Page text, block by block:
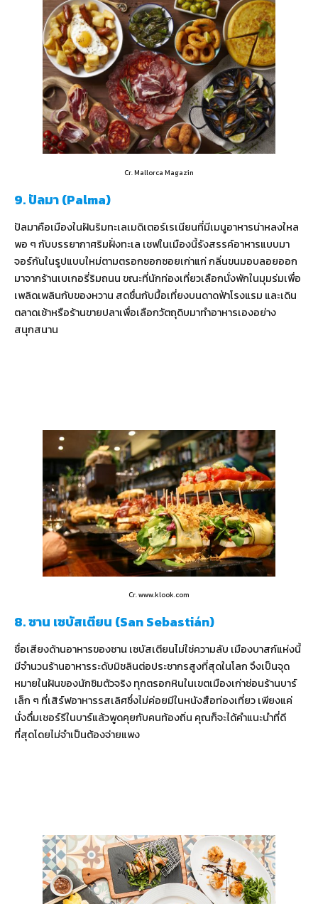
Cr. Mallorca Magazin
9. ปัลมา (Palma)
ปัลมาคือเมืองในฝันริมทะเลเมดิเตอร์เรเนียนที่มีเมนูอาหารน่าหลงใหล
พอ ๆ กับบรรยากาศริมฝั่งทะเล เชฟในเมืองนี้รังสรรค์อาหารแบบมา
จอร์กันในรูปแบบใหม่ตามตรอกซอกซอยเก่าแก่ กลิ่นขนมอบลอยออก
มาจากร้านเบเกอรี่ริมถนน ขณะที่นักท่องเที่ยวเลือกนั่งพักในมุมร่มเพื่อ
เพลิดเพลินกับของหวาน สดชื่นกับมื้อเที่ยงบนดาดฟ้าโรงแรม และเดิน
ตลาดเช้าหรือร้านขายปลาเพื่อเลือกวัตถุดิบมาทำอาหารเองอย่าง
สนุกสนาน
Cr. www.klook.com
8. ซาน เซบัสเตียน (San Sebastián)
ชื่อเสียงด้านอาหารของซาน เซบัสเตียนไม่ใช่ความลับ เมืองบาสก์แห่งนี้
มีจำนวนร้านอาหารระดับมิชลินต่อประชากรสูงที่สุดในโลก จึงเป็นจุด
หมายในฝันของนักชิมตัวจริง ทุกตรอกหินในเขตเมืองเก่าซ่อนร้านบาร์
เล็ก ๆ ที่เสิร์ฟอาหารรสเลิศซึ่งไม่ค่อยมีในหนังสือท่องเที่ยว เพียงแค่
นั่งดื่มเชอร์รีในบาร์แล้วพูดคุยกับคนท้องถิ่น คุณก็จะได้คำแนะนำที่ดี
ที่สุดโดยไม่จำเป็นต้องจ่ายแพง